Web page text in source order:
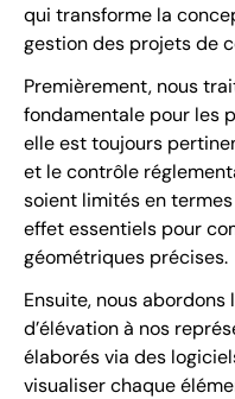
qui transforme la
gestion des projets de
Premièrement, nous
fondamentale pour les
elle est toujours
et le contrôle
soient limités en
effet essentiels pour
géométriques précises.
Ensuite, nous abordons
d’élévation à nos
élaborés via des
visualiser chaque